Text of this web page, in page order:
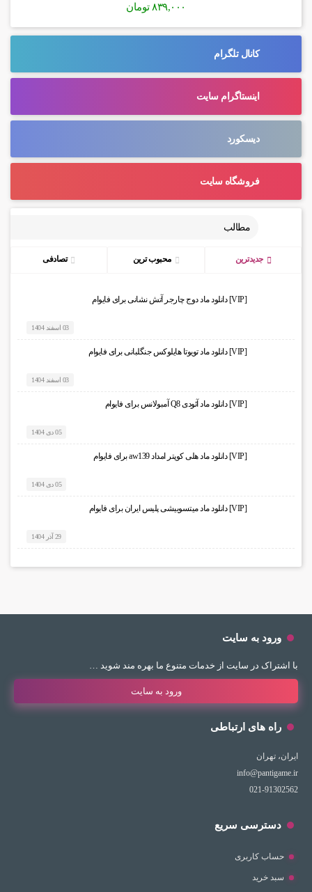
۸۳۹,۰۰۰ تومان
کانال تلگرام
اینستاگرام سایت
دیسکورد
فروشگاه سایت
مطالب
جدیدترین محبوب ترین تصادفی
[VIP] دانلود ماد دوج چارجر آتش نشانی برای فایوام
03 اسفند 1404
[VIP] دانلود ماد تویوتا هایلوکس جنگلبانی برای فایوام
03 اسفند 1404
[VIP] دانلود ماد آئودی Q8 آمبولانس برای فایوام
05 دی 1404
[VIP] دانلود ماد هلی کوپتر امداد aw139 برای فایوام
05 دی 1404
[VIP] دانلود ماد میتسوبیشی پلیس ایران برای فایوام
29 آذر 1404
ورود به سایت
با اشتراک در سایت از خدمات متنوع ما بهره مند شوید …
ورود به سایت
راه های ارتباطی
ایران، تهران
info@pantigame.ir
021-91302562
دسترسی سریع
حساب کاربری
سبد خرید